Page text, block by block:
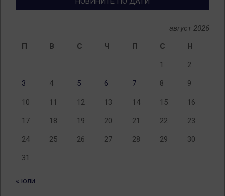
август 2026
П
В С Ч П С Н
1 2
3 4 5 6 7 8 9
10 11 12 13 14 15 16
17 18 19 20 21 22 23
24 25 26 27 28 29 30
31
« юли